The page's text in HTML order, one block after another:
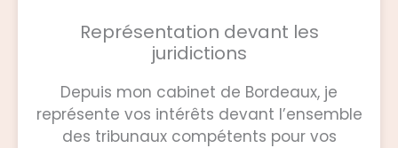
Représentation devant les
juridictions
Depuis mon cabinet de Bordeaux, je
représente vos intérêts devant l’ensemble
des tribunaux compétents pour vos